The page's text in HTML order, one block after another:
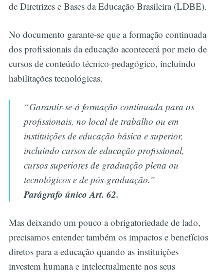
de Diretrizes e Bases da Educação Brasileira (LDBE).
No documento garante-se que a formação continuada
dos profissionais da educação acontecerá por meio de
cursos de conteúdo técnico-pedagógico, incluindo
habilitações tecnológicas.
“Garantir-se-á formação continuada para os
profissionais, no local de trabalho ou em
instituições de educação básica e superior,
incluindo cursos de educação profissional,
cursos superiores de graduação plena ou
tecnológicos e de pós-graduação.”
Parágrafo único Art. 62.
Mas deixando um pouco a obrigatoriedade de lado,
precisamos entender também os impactos e benefícios
diretos para a educação quando as instituições
investem humana e intelectualmente nos seus